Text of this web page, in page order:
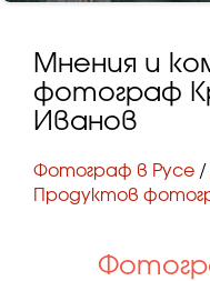
Мнения и
фотограф
Иванов
Фотограф в Русе /
Продуктов